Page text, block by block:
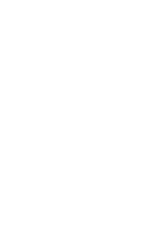
TESTSIEGER